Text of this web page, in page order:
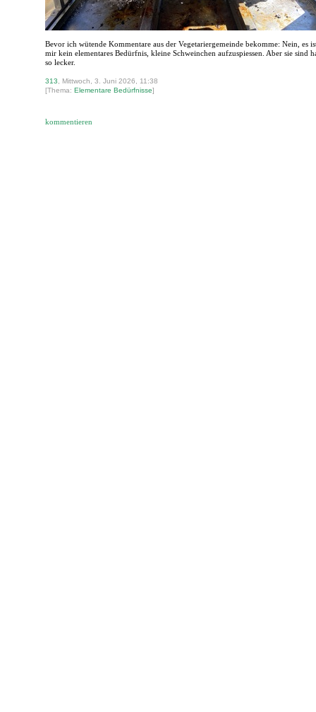
Bevor ich wütende Kommentare aus der Vegetariergemeinde bekomme: Nein, es
mir kein elementares Bedürfnis, kleine Schweinchen aufzuspiessen. Aber sie sind
so lecker.
313 , Mittwoch, 3. Juni 2026, 11:38
[Thema: Elementare Bedürfnisse]
kommentieren